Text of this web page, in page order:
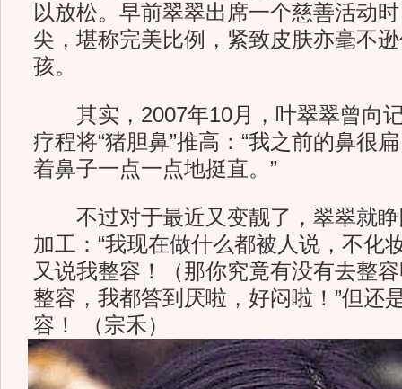
以放松。早前翠翠出席一个慈善活动
尖，堪称完美比例，紧致皮肤亦毫不
孩。
其实，2007年10月，叶翠翠曾向
疗程将“猪胆鼻”推高：“我之前的鼻很
着鼻子一点一点地挺直。”
不过对于最近又变靓了，翠翠就睁
加工：“我现在做什么都被人说，不化
又说我整容！（那你究竟有没有去整
整容，我都答到厌啦，好闷啦！”但还
容！ （宗禾）